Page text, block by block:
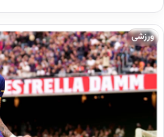
ورزشی